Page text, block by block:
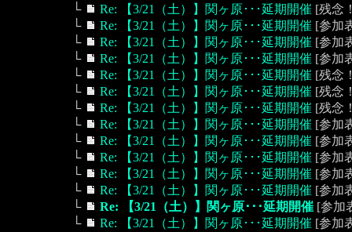
└
Re: 【3/21（土）】関ヶ原･･･延期開催 [残念
└
Re: 【3/21（土）】関ヶ原･･･延期開催 [参加
└
Re: 【3/21（土）】関ヶ原･･･延期開催 [参加
└
Re: 【3/21（土）】関ヶ原･･･延期開催 [参加
└
Re: 【3/21（土）】関ヶ原･･･延期開催 [残念
└
Re: 【3/21（土）】関ヶ原･･･延期開催 [残念
└
Re: 【3/21（土）】関ヶ原･･･延期開催 [残念
└
Re: 【3/21（土）】関ヶ原･･･延期開催 [参加
└
Re: 【3/21（土）】関ヶ原･･･延期開催 [参加
└
Re: 【3/21（土）】関ヶ原･･･延期開催 [参加
└
Re: 【3/21（土）】関ヶ原･･･延期開催 [参加
└
Re: 【3/21（土）】関ヶ原･･･延期開催 [参加
└
Re: 【3/21（土）】関ヶ原･･･延期開催 [参加
└
Re: 【3/21（土）】関ヶ原･･･延期開催 [参加